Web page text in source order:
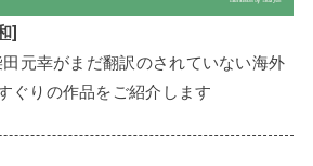
]
元幸がまだ翻訳のされていない海外
ぐりの作品をご紹介します